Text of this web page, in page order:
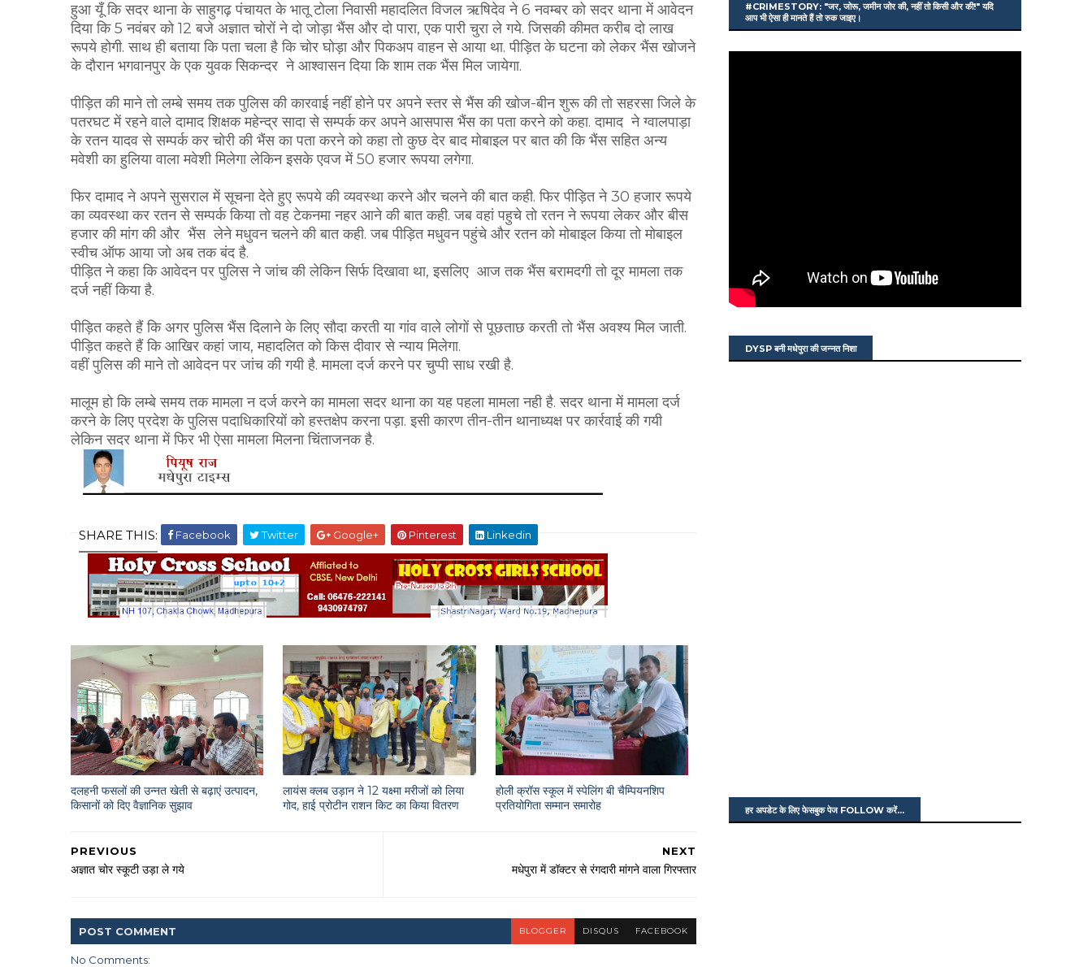
हुआ यूँ कि सदर थाना के साहुगढ़ पंचायत के भातू टोला निवासी महादलित विजल ऋषिदेव ने 6 नवम्बर को सदर थाना में आवेदन
दिया कि 5 नवंबर को 12 बजे अज्ञात चोरों ने दो जोड़ा भैंस और दो पारा, एक पारी चुरा ले गये. जिसकी कीमत करीब दो लाख
रूपये होगी. साथ ही बताया कि पता चला है कि चोर घोड़ा और पिकअप वाहन से आया था. पीड़ित के घटना को लेकर भैंस खोजने
के दौरान भगवानपुर के एक युवक सिकन्दर ने आश्वासन दिया कि शाम तक भैंस मिल जायेगा.
पीड़ित की माने तो लम्बे समय तक पुलिस की कारवाई नहीं होने पर अपने स्तर से भैंस की खोज-बीन शुरू की तो सहरसा जिले के
पतरघट में रहने वाले दामाद शिक्षक महेन्द्र सादा से सम्पर्क कर अपने आसपास भैंस का पता करने को कहा. दामाद ने ग्वालपाड़ा
के रतन यादव से सम्पर्क कर चोरी की भैंस का पता करने को कहा तो कुछ देर बाद मोबाइल पर बात की कि भैंस सहित अन्य
मवेशी का हुलिया वाला मवेशी मिलेगा लेकिन इसके एवज में 50 हजार रूपया लगेगा.
फिर दामाद ने अपने सुसराल में सूचना देते हुए रूपये की व्यवस्था करने और चलने की बात कही. फिर पीड़ित ने 30 हजार रूपये
का व्यवस्था कर रतन से सम्पर्क किया तो वह टेकनमा नहर आने की बात कही. जब वहां पहुचे तो रतन ने रूपया लेकर और बीस
हजार की मांग की और भैंस लेने मधुवन चलने की बात कही. जब पीड़ित मधुवन पहुंचे और रतन को मोबाइल किया तो मोबाइल
स्वीच ऑफ आया जो अब तक बंद है.
पीड़ित ने कहा कि आवेदन पर पुलिस ने जांच की लेकिन सिर्फ दिखावा था, इसलिए आज तक भैंस बरामदगी तो दूर मामला तक
दर्ज नहीं किया है.
पीड़ित कहते हैं कि अगर पुलिस भैंस दिलाने के लिए सौदा करती या गांव वाले लोगों से पूछताछ करती तो भैंस अवश्य मिल जाती.
पीड़ित कहते हैं कि आखिर कहां जाय, महादलित को किस दीवार से न्याय मिलेगा.
वहीं पुलिस की माने तो आवेदन पर जांच की गयी है. मामला दर्ज करने पर चुप्पी साध रखी है.
मालूम हो कि लम्बे समय तक मामला न दर्ज करने का मामला सदर थाना का यह पहला मामला नही है. सदर थाना में मामला दर्ज
करने के लिए प्रदेश के पुलिस पदाधिकारियों को हस्तक्षेप करना पड़ा. इसी कारण तीन-तीन थानाध्यक्ष पर कार्रवाई की गयी
लेकिन सदर थाना में फिर भी ऐसा मामला मिलना चिंताजनक है.
SHARE THIS: Facebook Twitter Google+ Pinterest Linkedin
दलहनी फसलों की उन्नत खेती से बढ़ाएं उत्पादन,
किसानों को दिए वैज्ञानिक सुझाव
लायंस क्लब उड़ान ने 12 यक्ष्मा मरीजों को लिया
गोद, हाई प्रोटीन राशन किट का किया वितरण
होली क्रॉस स्कूल में स्पेलिंग बी चैम्पियनशिप
प्रतियोगिता सम्मान समारोह
NEXT
मधेपुरा में डॉक्टर से रंगदारी मांगने वाला गिरफ्तार
PREVIOUS
अज्ञात चोर स्कूटी उड़ा ले गये
POST COMMENT BLOGGER DISQUS FACEBOOK
No Comments:
#CRIMESTORY: "जर, जोरू, जमीन जोर की, नहीं तो किसी और की!" यदि
आप भी ऐसा ही मानते हैं तो रुक जाइए।
DYSP बनी मधेपुरा की जन्नत निशा
हर अपडेट के लिए फेसबुक पेज FOLLOW करें...